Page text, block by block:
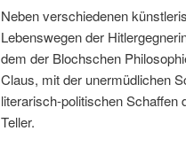
Neben verschiedenen
Lebenswegen der
dem der Blochschen
Claus, mit der unermüdlichen
literarisch-politischen
Teller.